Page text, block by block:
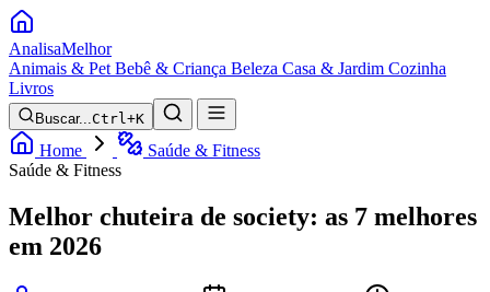
AnalisaMelhor
Animais & Pet Bebê & Criança Beleza Casa & Jardim Cozinha
Livros
Buscar...Ctrl+K
Home
Saúde & Fitness
Saúde & Fitness
Melhor chuteira de society: as 7 melhores
em 2026